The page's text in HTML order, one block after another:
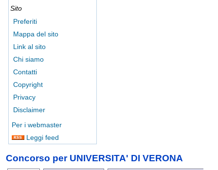
Sito
Preferiti
Mappa del sito
Link al sito
Chi siamo
Contatti
Copyright
Privacy
Disclaimer
Per i webmaster
Leggi feed
Concorso per UNIVERSITA' DI VERONA